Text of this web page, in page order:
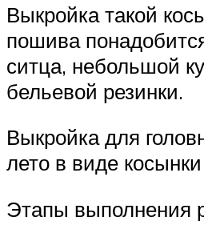
Выкройка такой
пошива
ситца, небольшой
бельевой резинки.
Выкройка для
лето в виде косынки
Этапы выполнения